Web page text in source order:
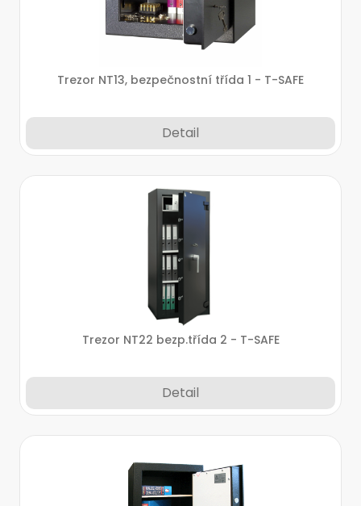
Trezor NT13, bezpečnostní třída 1 - T-SAFE
Detail
Trezor NT22 bezp.třída 2 - T-SAFE
Detail